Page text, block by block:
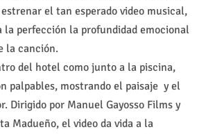
el tan esperado video musical,
perfección la profundidad emocional
la canción.
del hotel como junto a la piscina,
palpables, mostrando el paisaje y el
Dirigido por Manuel Gayosso Films y
Madueño, el video da vida a la